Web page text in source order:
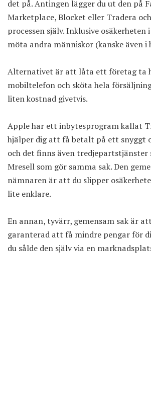
det på. Antingen lägger du ut den på
Marketplace, Blocket eller Tradera
processen själv. Inklusive
möta andra människor (kanske även i
Alternativet är att låta ett företag ta
mobiltelefon och sköta hela
liten kostnad givetvis.
Apple har ett inbytesprogram kallat
hjälper dig att få betalt på ett snyggt
och det finns även tredjepartstjänster
Mresell som gör samma sak. Den
nämnaren är att du slipper
lite enklare.
En annan, tyvärr, gemensam sak är
garanterad att få mindre pengar för
du sålde den själv via en